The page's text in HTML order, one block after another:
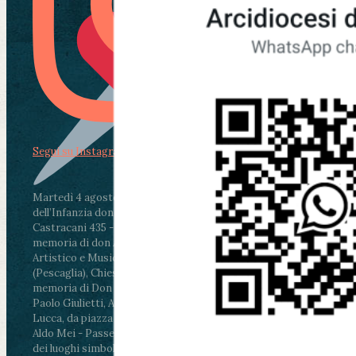
Martedì 4 agosto2026
ore 11:30 - Lucca, Scuola
dell’Infanzia don Aldo Mei - Viale Castruccio
Castracani 435 - Inaugurazione murales in
memoria di don Aldo Mei curato dal Liceo
Artistico e Musicale “Passaglia”
ore 18 - Fiano
(Pescaglia), Chiesa parrocchiale - Messa in
memoria di Don Aldo Mei celebrata da mons.
Paolo Giulietti, Arcivescovo di Lucca
ore 20.30 -
Lucca, da piazza San Michele al Cippo di don
Aldo Mei - Passeggiata della Memoria in alcuni
dei luoghi simbolo della città. Ritrovo alle ore
Segui su Instagram